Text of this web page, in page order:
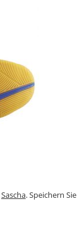
Sascha. Speichern